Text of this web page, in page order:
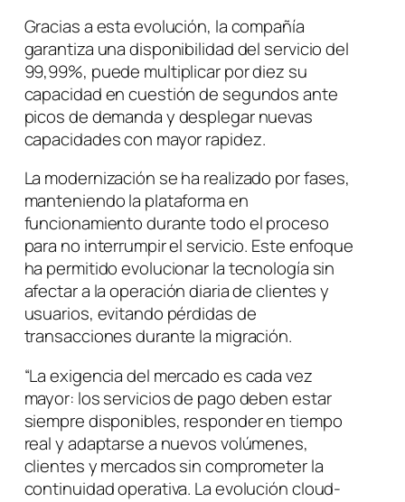
Gracias a esta evolución, la compañía
garantiza una disponibilidad del servicio del
99,99%, puede multiplicar por diez su
capacidad en cuestión de segundos ante
picos de demanda y desplegar nuevas
capacidades con mayor rapidez.
La modernización se ha realizado por fases,
manteniendo la plataforma en
funcionamiento durante todo el proceso
para no interrumpir el servicio. Este enfoque
ha permitido evolucionar la tecnología sin
afectar a la operación diaria de clientes y
usuarios, evitando pérdidas de
transacciones durante la migración.
“La exigencia del mercado es cada vez
mayor: los servicios de pago deben estar
siempre disponibles, responder en tiempo
real y adaptarse a nuevos volúmenes,
clientes y mercados sin comprometer la
continuidad operativa. La evolución cloud-